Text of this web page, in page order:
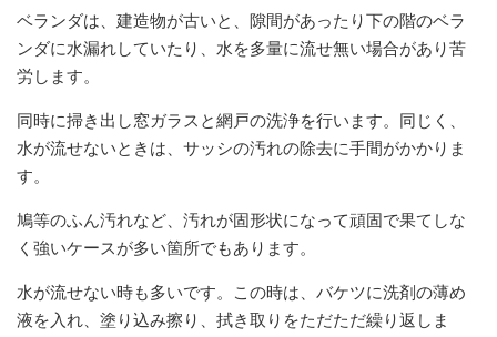
ベランダは、建造物が古いと、隙間があったり下の階のベラ
ンダに水漏れしていたり、水を多量に流せ無い場合があり苦
労します。
同時に掃き出し窓ガラスと網戸の洗浄を行います。同じく、
水が流せないときは、サッシの汚れの除去に手間がかかりま
す。
鳩等のふん汚れなど、汚れが固形状になって頑固で果てしな
く強いケースが多い箇所でもあります。
水が流せない時も多いです。この時は、バケツに洗剤の薄め
液を入れ、塗り込み擦り、拭き取りをただただ繰り返しま